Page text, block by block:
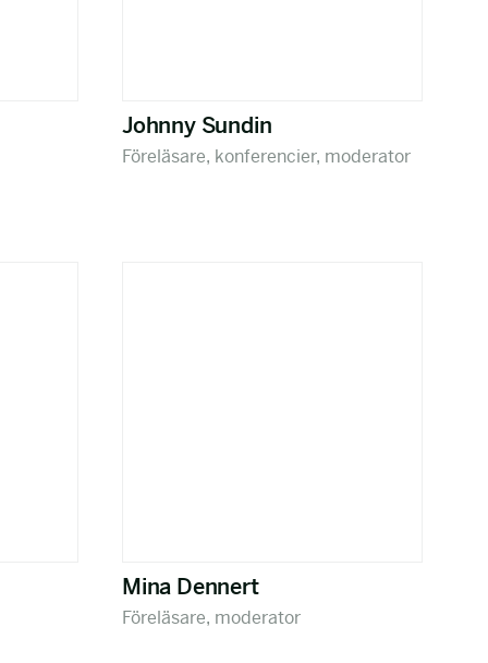
Johnny Sundin
Föreläsare, konferencier, moderator
Mina Dennert
Föreläsare, moderator